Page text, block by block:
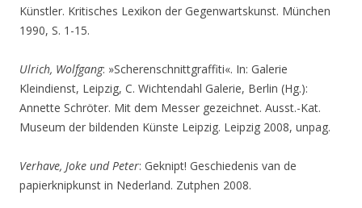
Künstler. Kritisches Lexikon der Gegenwartskunst. München
1990, S. 1-15.
Ulrich, Wolfgang: »Scherenschnittgraffiti«. In: Galerie
Kleindienst, Leipzig, C. Wichtendahl Galerie, Berlin (Hg.):
Annette Schröter. Mit dem Messer gezeichnet. Ausst.-Kat.
Museum der bildenden Künste Leipzig. Leipzig 2008, unpag.
Verhave, Joke und Peter: Geknipt! Geschiedenis van de
papierknipkunst in Nederland. Zutphen 2008.